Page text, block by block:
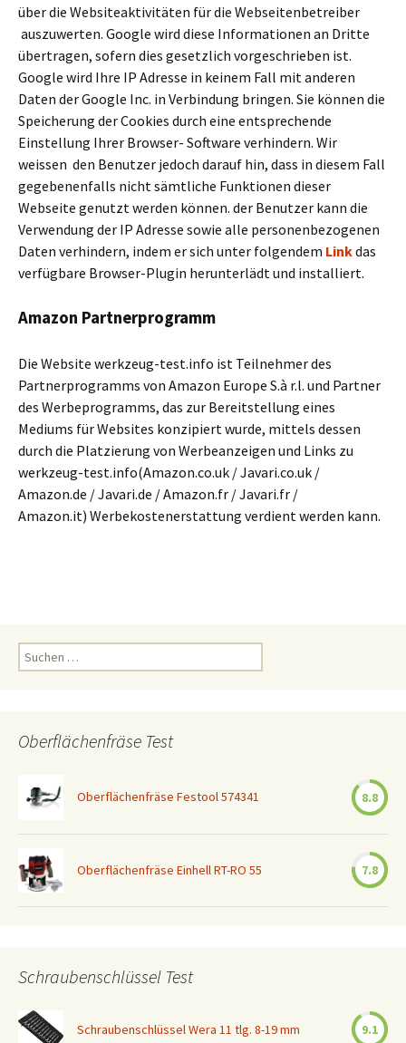
über die Websiteaktivitäten für die Webseitenbetreiber
auszuwerten. Google wird diese Informationen an Dritte
übertragen, sofern dies gesetzlich vorgeschrieben ist.
Google wird Ihre IP Adresse in keinem Fall mit anderen
Daten der Google Inc. in Verbindung bringen. Sie können die
Speicherung der Cookies durch eine entsprechende
Einstellung Ihrer Browser- Software verhindern. Wir
weissen den Benutzer jedoch darauf hin, dass in diesem Fall
gegebenenfalls nicht sämtliche Funktionen dieser
Webseite genutzt werden können. der Benutzer kann die
Verwendung der IP Adresse sowie alle personenbezogenen
Daten verhindern, indem er sich unter folgendem Linkdas
verfügbare Browser-Plugin herunterlädt und installiert.
Amazon Partnerprogramm
Die Website werkzeug-test.info ist Teilnehmer des
Partnerprogramms von Amazon Europe S.à r.l. und Partner
des Werbeprogramms, das zur Bereitstellung eines
Mediums für Websites konzipiert wurde, mittels dessen
durch die Platzierung von Werbeanzeigen und Links zu
werkzeug-test.info(Amazon.co.uk / Javari.co.uk /
Amazon.de / Javari.de / Amazon.fr / Javari.fr /
Amazon.it) Werbekostenerstattung verdient werden kann.
Suchen
nach:
Oberflächenfräse Test
Oberflächenfräse Festool 574341 8.8
Oberflächenfräse Einhell RT-RO 55 7.8
Schraubenschlüssel Test
Schraubenschlüssel Wera 11 tlg. 8-19 mm 9.1